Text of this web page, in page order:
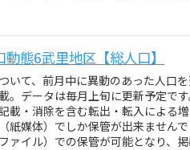
動態6武里地区【総人口】
いて、前月中に異動のあった人口
。データは毎月上旬に更新予定で
載・消除を含む転出・転入による
紙媒体）でしか保管が出来ません
ァイル）での保管が可能となり、掲